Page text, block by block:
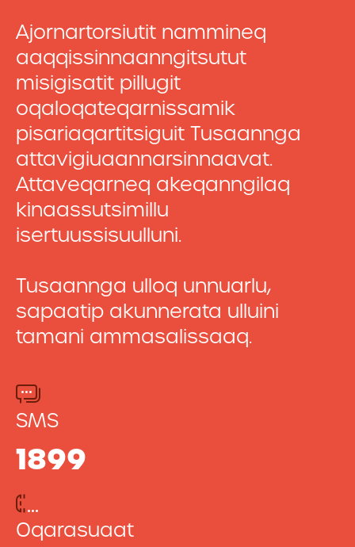
Ajornartorsiutit nammineq
aaqqissinnaanngitsutut
misigisatit pillugit
oqaloqateqarnissamik
pisariaqartitsiguit Tusaannga
attavigiuaannarsinnaavat.
Attaveqarneq akeqanngilaq
kinaassutsimillu
isertuussisuulluni.
Tusaannga ulloq unnuarlu,
sapaatip akunnerata ulluini
tamani ammasalissaaq.
SMS
1899
Oqarasuaat